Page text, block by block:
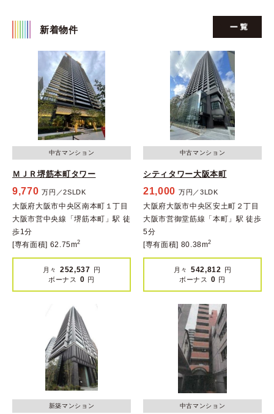
新着物件
中古マンション
ＭＪＲ堺筋本町タワー
9,770 万円／2SLDK
大阪府大阪市中央区南本町１丁目
大阪市営中央線「堺筋本町」駅 徒
歩1分
[専有面積] 62.75m2
月々 252,537 円
ボーナス
0 円
中古マンション
シティタワー大阪本町
21,000 万円／3LDK
大阪府大阪市中央区安土町２丁目
大阪市営御堂筋線「本町」駅 徒歩
5分
[専有面積] 80.38m2
月々 542,812
円
ボーナス
0 円
新築マンション 中古マンション